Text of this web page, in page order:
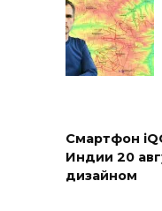
Смартфон
Индии 20
дизайном